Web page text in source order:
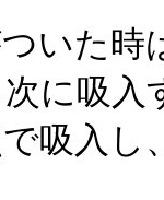
いた時
に吸
吸入